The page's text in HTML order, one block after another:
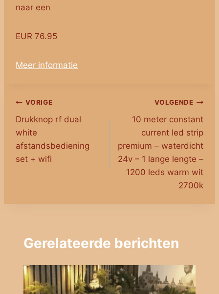
naar een
EUR 76.95
Meer informatie
Bericht
navigatie
VORIGE
Drukknop rf dual
white
afstandsbediening
set + wifi
VOLGENDE
10 meter constant
current led strip
premium – waterdicht
24v – 1 lange lengte –
1200 leds warm wit
2700k
Gerelateerde berichten